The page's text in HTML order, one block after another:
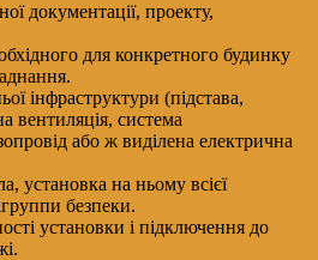
документації, проекту,
для конкретного будинку
інфраструктури (підстава,
вентиляція, система
або ж виділена електрична
установка на ньому всієї
безпеки.
установки і підключення до